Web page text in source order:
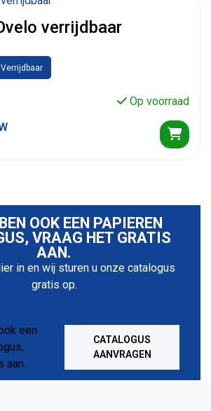
verrijdbaar
Verrijdbaar
Op voorraad
OOK EEN PAPIEREN
VRAAG HET GRATIS
AAN.
in en wij sturen u onze catalogus
gratis op.
CATALOGUS
AANVRAGEN